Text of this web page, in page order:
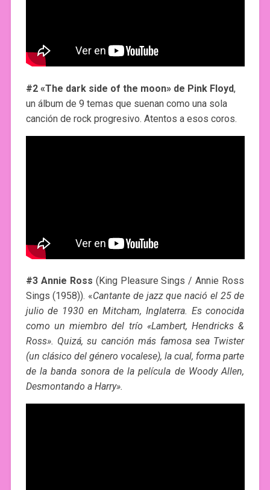
#2 «The dark side of the moon» de Pink Floyd,
un álbum de 9 temas que suenan como una sola
canción de rock progresivo. Atentos a esos coros.
#3 Annie Ross (King Pleasure Sings / Annie Ross
Sings (1958)). «Cantante de jazz que nació el 25 de
julio de 1930 en Mitcham, Inglaterra. Es conocida
como un miembro del trío «Lambert, Hendricks &
Ross». Quizá, su canción más famosa sea Twister
(un clásico del género vocalese), la cual, forma parte
de la banda sonora de la película de Woody Allen,
Desmontando a Harry».